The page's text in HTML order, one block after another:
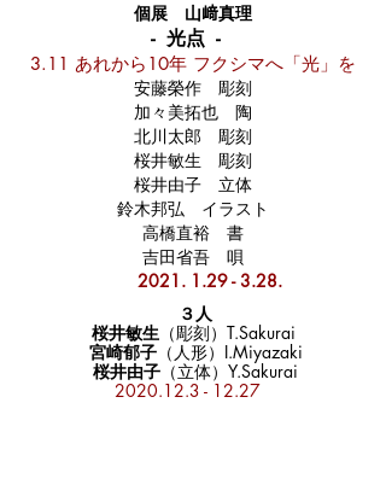
個展 山﨑真理
- 光点 -
3.11 あれから10年 フクシマへ「光」を
安藤榮作 彫刻
加々美拓也 陶
北川太郎 彫刻
桜井敏生 彫刻
桜井由子 立体
鈴木邦弘 イラスト
高橋直裕 書
吉田省吾 唄​
2021. 1.29 - 3.28.
３人
桜井敏生（彫刻）T.Sakurai
宮崎郁子（人形）I.Miyazaki
桜井由子 （立体）Y.Sakurai
2020.12.3 - 12.27